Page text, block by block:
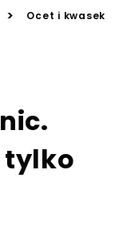
> Ocet i kwasek
tylko